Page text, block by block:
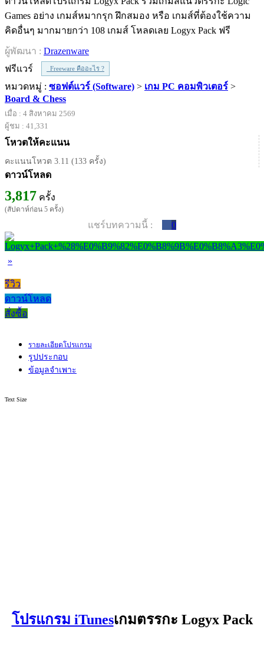
Games อย่าง เกมส์หมากรุก ฝึกสมอง หรือ เกมส์ที่ต้องใช้ความ
คิดอื่นๆ มากมายกว่า 108 เกมส์ โหลดเลย Logyx Pack ฟรี
ผู้พัฒนา : Drazenware
ฟรีแวร์
Freeware คืออะไร ?
หมวดหมู่ : ซอฟต์แวร์ (Software) > เกม PC คอมพิวเตอร์ >
Board & Chess
เมื่อ : 4 สิงหาคม 2569
ผู้ชม : 41,331
โหวตให้คะแนน
คะแนนโหวต 3.11 (133 ครั้ง)
ดาวน์โหลด
3,817 ครั้ง
(สัปดาห์ก่อน 5 ครั้ง)
แชร์บทความนี้ : 0
»
รีวิว
ดาวน์โหลด
สั่งซื้อ
รายละเอียดโปรแกรม
รูปประกอบ
ข้อมูลจำเพาะ
Text Size
โปรแกรม iTunesเกมตรรกะ Logyx Pack